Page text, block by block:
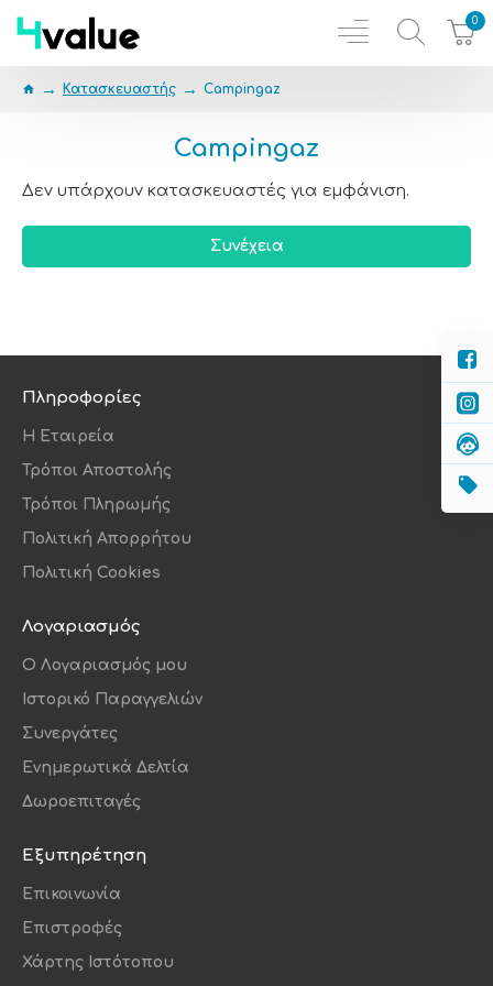
0
Κατασκευαστής Campingaz
Campingaz
Δεν υπάρχουν κατασκευαστές για εμφάνιση.
Συνέχεια
Πληροφορίες
Η Εταιρεία
Τρόποι Αποστολής
Τρόποι Πληρωμής
Πολιτική Απορρήτου
Πολιτική Cookies
Λογαριασμός
O Λογαριασμός μου
Ιστορικό Παραγγελιών
Συνεργάτες
Ενημερωτικά Δελτία
Δωροεπιταγές
Εξυπηρέτηση
Επικοινωνία
Επιστροφές
Χάρτης Ιστότοπου